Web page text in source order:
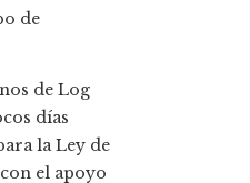
de
de Log
días
la Ley de
el apoyo